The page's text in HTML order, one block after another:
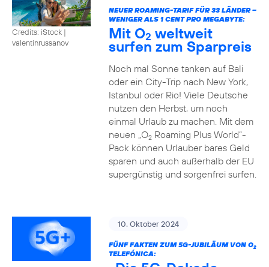
Credits: iStock |
valentinrussanov
NEUER ROAMING-TARIF FÜR 33 LÄNDER –
WENIGER ALS 1 CENT PRO MEGABYTE:
Mit O2 weltweit
surfen zum Sparpreis
Noch mal Sonne tanken auf Bali
oder ein City-Trip nach New York,
Istanbul oder Rio! Viele Deutsche
nutzen den Herbst, um noch
einmal Urlaub zu machen. Mit dem
neuen „O2Roaming Plus World“-
Pack können Urlauber bares Geld
sparen und auch außerhalb der EU
supergünstig und sorgenfrei surfen.
10. Oktober 2024
FÜNF FAKTEN ZUM 5G-JUBILÄUM VON O2
TELEFÓNICA: